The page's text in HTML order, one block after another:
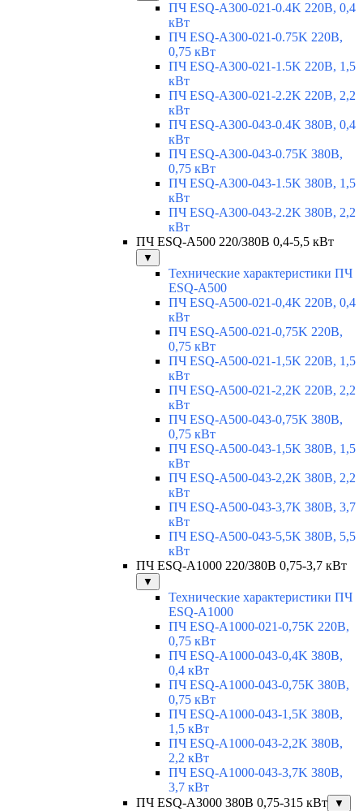
ПЧ ESQ-A300-021-0.4K 220В, 0,4
кВт
ПЧ ESQ-A300-021-0.75K 220В,
0,75 кВт
ПЧ ESQ-A300-021-1.5K 220В, 1,5
кВт
ПЧ ESQ-A300-021-2.2K 220В, 2,2
кВт
ПЧ ESQ-A300-043-0.4K 380В, 0,4
кВт
ПЧ ESQ-A300-043-0.75K 380В,
0,75 кВт
ПЧ ESQ-A300-043-1.5K 380В, 1,5
кВт
ПЧ ESQ-A300-043-2.2K 380В, 2,2
кВт
ПЧ ESQ-A500 220/380В 0,4-5,5 кВт
▼
Технические характеристики ПЧ
ESQ-A500
ПЧ ESQ-A500-021-0,4K 220В, 0,4
кВт
ПЧ ESQ-A500-021-0,75K 220В,
0,75 кВт
ПЧ ESQ-A500-021-1,5K 220В, 1,5
кВт
ПЧ ESQ-A500-021-2,2K 220В, 2,2
кВт
ПЧ ESQ-A500-043-0,75K 380В,
0,75 кВт
ПЧ ESQ-A500-043-1,5K 380В, 1,5
кВт
ПЧ ESQ-A500-043-2,2K 380В, 2,2
кВт
ПЧ ESQ-A500-043-3,7K 380В, 3,7
кВт
ПЧ ESQ-A500-043-5,5K 380В, 5,5
кВт
ПЧ ESQ-A1000 220/380В 0,75-3,7 кВт
▼
Технические характеристики ПЧ
ESQ-A1000
ПЧ ESQ-A1000-021-0,75K 220В,
0,75 кВт
ПЧ ESQ-A1000-043-0,4K 380В,
0,4 кВт
ПЧ ESQ-A1000-043-0,75K 380В,
0,75 кВт
ПЧ ESQ-A1000-043-1,5K 380В,
1,5 кВт
ПЧ ESQ-A1000-043-2,2K 380В,
2,2 кВт
ПЧ ESQ-A1000-043-3,7K 380В,
3,7 кВт
ПЧ ESQ-A3000 380В 0,75-315 кВт
▼